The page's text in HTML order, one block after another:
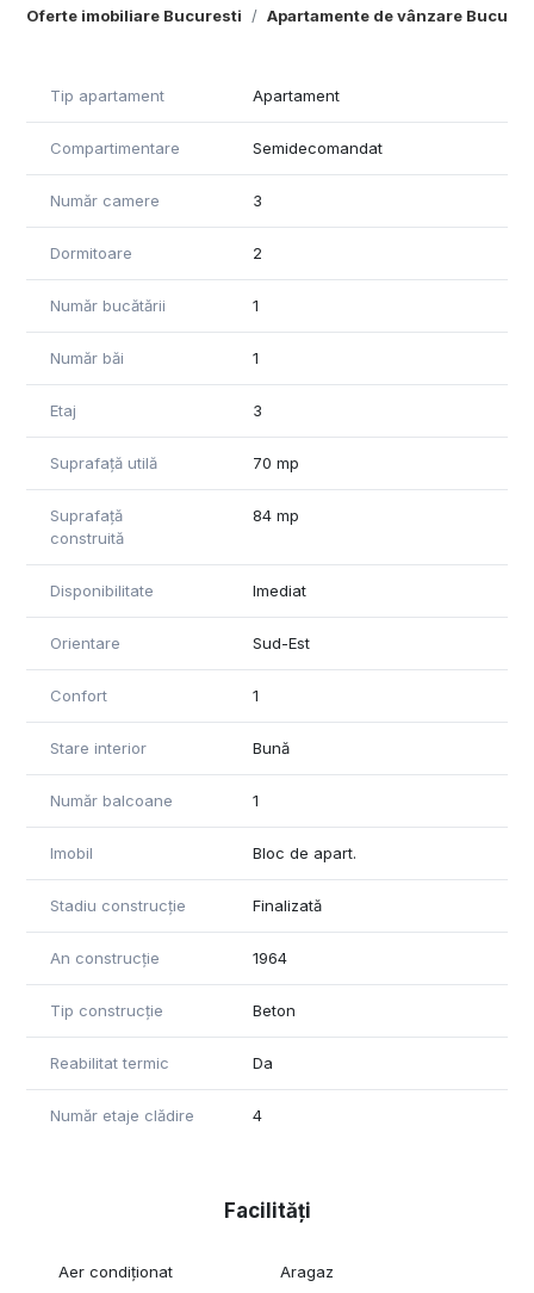
Oferte imobiliare Bucuresti Apartamente de vânzare
- Bloc anvelopat termic
- Cartier curat si linistit - cu parc, magazine, restaurante si
termopan, parchet laminat, gresie și faianță, contor gaz, loc
Apartamentul se poate vinde si mobilat
Pentru mai multe detalii si pentru stabilirea unei vizionari, nu
ezitați sa ne contactați.
Tip apartament Apartament
Compartimentare Semidecomandat
Număr camere 3
Dormitoare 2
Număr bucătării 1
Număr băi 1
Etaj 3
Suprafață utilă 70 mp
Suprafață
construită
84 mp
Disponibilitate Imediat
Orientare Sud-Est
Confort 1
Stare interior Bună
Număr balcoane 1
Imobil Bloc de apart.
Stadiu construcție Finalizată
An construcție 1964
Tip construcție Beton
Reabilitat termic Da
Număr etaje clădire 4
Facilități
Aer condiționat Aragaz